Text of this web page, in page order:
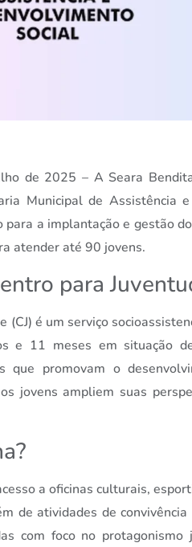
de 2025 – A Seara
Municipal de Assistência
a implantação e gestão
atender até 90 jovens.
para
(CJ) é um serviço
e 11 meses em situação
que promovam o
jovens ampliem suas
a oficinas culturais,
de atividades de
com foco no